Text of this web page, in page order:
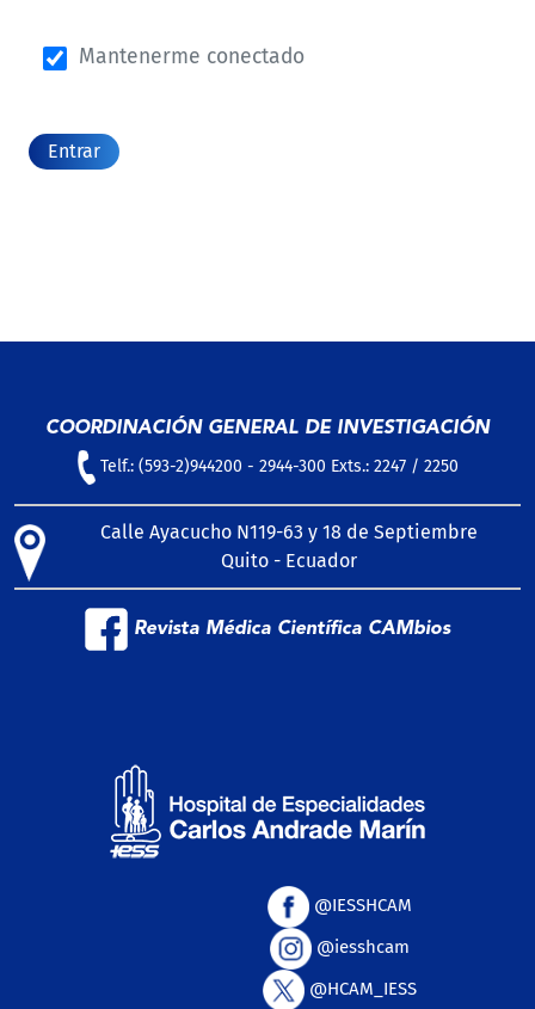
Mantenerme conectado
Entrar
COORDINACIÓN GENERAL DE INVESTIGACIÓN
Telf.: (593-2)944200 - 2944-300 Exts.: 2247 / 2250
Calle Ayacucho N119-63 y 18 de Septiembre
Quito - Ecuador
Revista Médica Científica CAMbios
@IESSHCAM
@iesshcam
@HCAM_IESS